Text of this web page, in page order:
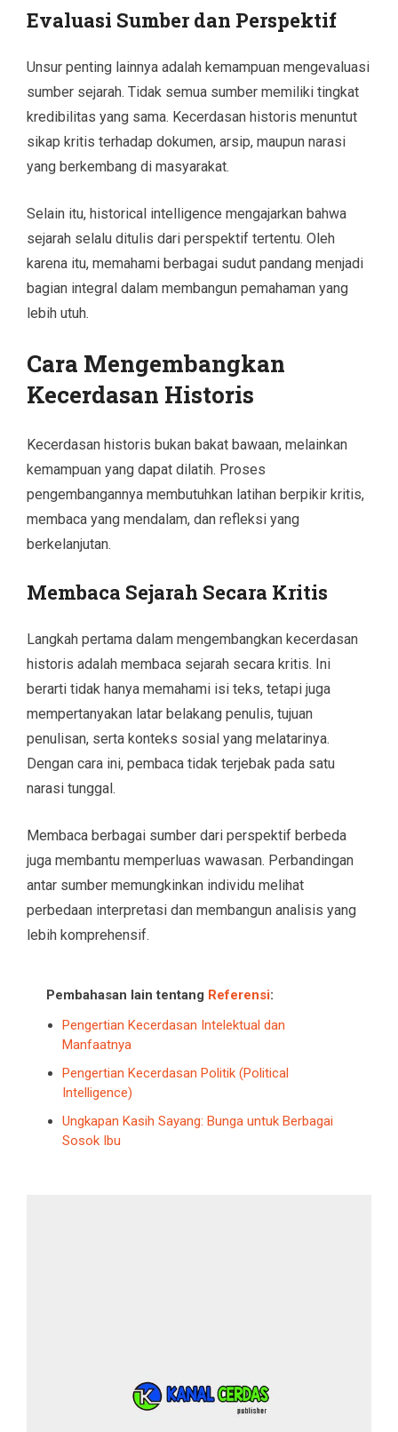
Evaluasi Sumber dan Perspektif
Unsur penting lainnya adalah kemampuan mengevaluasi
sumber sejarah. Tidak semua sumber memiliki tingkat
kredibilitas yang sama. Kecerdasan historis menuntut
sikap kritis terhadap dokumen, arsip, maupun narasi
yang berkembang di masyarakat.
Selain itu, historical intelligence mengajarkan bahwa
sejarah selalu ditulis dari perspektif tertentu. Oleh
karena itu, memahami berbagai sudut pandang menjadi
bagian integral dalam membangun pemahaman yang
lebih utuh.
Cara Mengembangkan
Kecerdasan Historis
Kecerdasan historis bukan bakat bawaan, melainkan
kemampuan yang dapat dilatih. Proses
pengembangannya membutuhkan latihan berpikir kritis,
membaca yang mendalam, dan refleksi yang
berkelanjutan.
Membaca Sejarah Secara Kritis
Langkah pertama dalam mengembangkan kecerdasan
historis adalah membaca sejarah secara kritis. Ini
berarti tidak hanya memahami isi teks, tetapi juga
mempertanyakan latar belakang penulis, tujuan
penulisan, serta konteks sosial yang melatarinya.
Dengan cara ini, pembaca tidak terjebak pada satu
narasi tunggal.
Membaca berbagai sumber dari perspektif berbeda
juga membantu memperluas wawasan. Perbandingan
antar sumber memungkinkan individu melihat
perbedaan interpretasi dan membangun analisis yang
lebih komprehensif.
Pembahasan lain tentang Referensi:
Pengertian Kecerdasan Intelektual dan
Manfaatnya
Pengertian Kecerdasan Politik (Political
Intelligence)
Ungkapan Kasih Sayang: Bunga untuk Berbagai
Sosok Ibu